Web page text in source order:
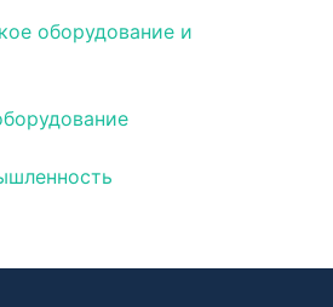
оборудование и